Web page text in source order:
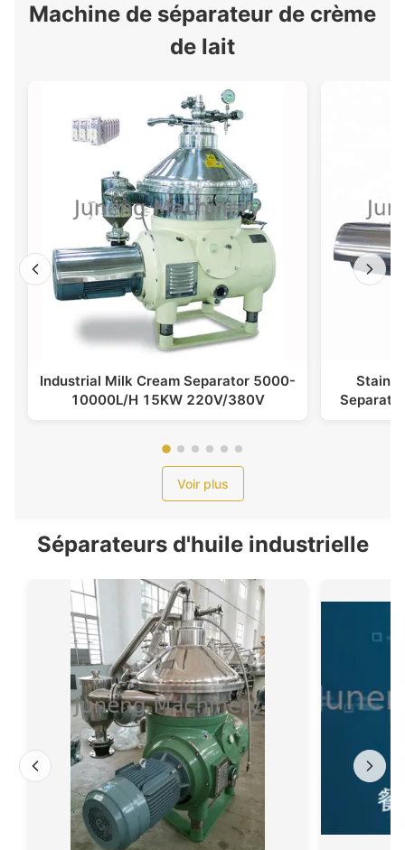
Machine de séparateur de crème
de lait
Industrial Milk Cream Separator 5000-
10000L/H 15KW 220V/380V
Voir plus
Séparateurs d'huile industrielle